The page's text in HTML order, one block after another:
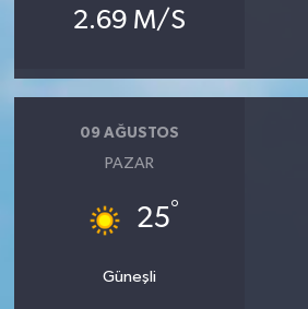
2.69 M/S
09 AĞUSTOS
PAZAR
25°
Güneşli